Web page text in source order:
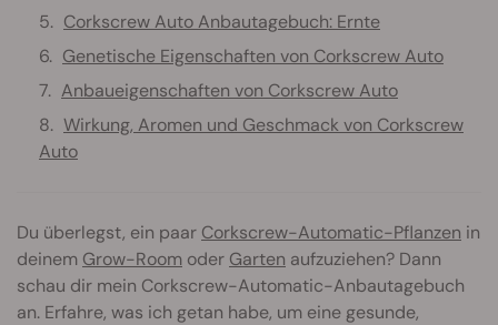
Corkscrew Auto Anbautagebuch: Ernte
Genetische Eigenschaften von Corkscrew Auto
Anbaueigenschaften von Corkscrew Auto
Wirkung, Aromen und Geschmack von Corkscrew
Auto
Du überlegst, ein paar Corkscrew-Automatic-Pflanzen in
deinem Grow-Room oder Garten aufzuziehen? Dann
schau dir mein Corkscrew-Automatic-Anbautagebuch
an. Erfahre, was ich getan habe, um eine gesunde,